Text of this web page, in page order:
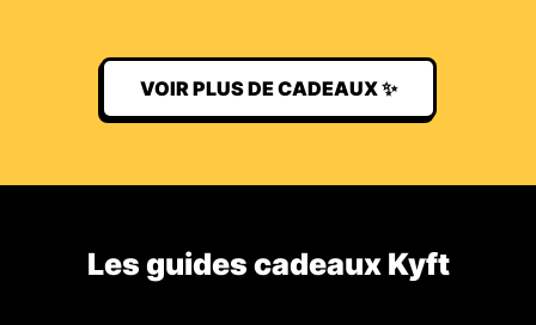
VOIR PLUS DE CADEAUX ✨
Les guides cadeaux Kyft​